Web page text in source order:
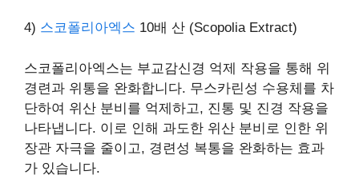
4) 스코폴리아엑스 10배 산 (Scopolia Extract)
스코폴리아엑스는 부교감신경 억제 작용을 통해 위
경련과 위통을 완화합니다. 무스카린성 수용체를 차
단하여 위산 분비를 억제하고, 진통 및 진경 작용을
나타냅니다. 이로 인해 과도한 위산 분비로 인한 위
장관 자극을 줄이고, 경련성 복통을 완화하는 효과
가 있습니다.